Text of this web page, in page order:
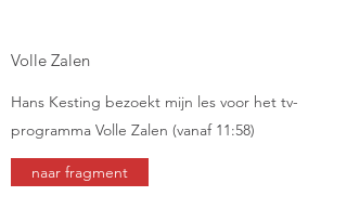
Volle Zalen
Hans Kesting bezoekt mijn les voor het tv-
programma Volle Zalen (vanaf 11:58)
naar fragment